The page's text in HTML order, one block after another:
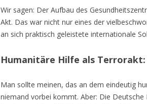
Wir sagen: Der Aufbau des
Akt. Das war nicht nur eines der
an sich praktisch geleistete internationale
Humanitäre Hilfe als Terrorakt:
Man sollte meinen, das an dem eindeutig
niemand vorbei kommt. Aber: Die